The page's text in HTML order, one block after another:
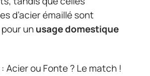
d’acier émaillé sont
unusage domestique